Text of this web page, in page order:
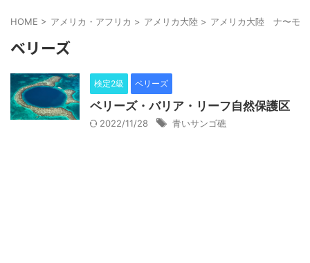
HOME > アメリカ・アフリカ > アメリカ大陸 > アメリカ大陸 ナ〜モ
ベリーズ
検定2級 ベリーズ
ベリーズ・バリア・リーフ自然保護区
2022/11/28 青いサンゴ礁